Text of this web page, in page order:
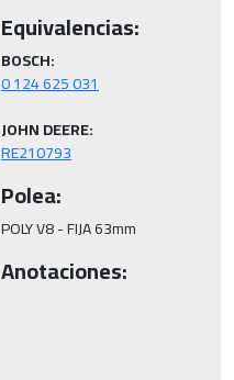
Equivalencias:
BOSCH:
JOHN DEERE:
RE210793
Polea:
POLY V8 - FIJA 63mm
Anotaciones: